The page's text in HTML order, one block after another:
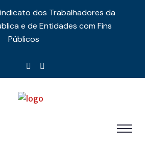
dos Trabalhadores da
e de Entidades com Fins
Públicos